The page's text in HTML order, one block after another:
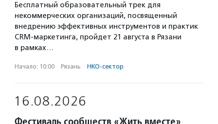
Бесплатный образовательный трек для
некоммерческих организаций, посвященный
внедрению эффективных инструментов и практик
CRM-маркетинга, пройдет 21 августа в Рязани
в рамках…
Начало: 10:00 · Рязань · НКО-сектор
16.08.2026
Фестиваль сообществ «Жить вместе»